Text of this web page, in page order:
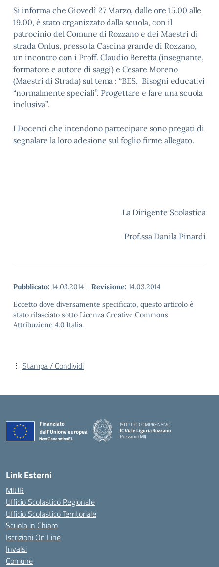
Si informa che Giovedì 27 Marzo, dalle ore 15.00 alle
19.00, è stato organizzato dalla scuola, con il
patrocinio del Comune di Rozzano e dei Maestri di
strada Onlus, presso la Cascina grande di Rozzano,
un incontro con i Proff. Claudio Beretta (insegnante,
formatore e autore di saggi) e Cesare Moreno
(Maestri di Strada) sul tema : “BES. Bisogni educativi
“normalmente speciali”. Progettare e fare una scuola
inclusiva”.
I Docenti che intendono partecipare sono pregati di
segnalare la loro adesione sul foglio firme allegato.
La Dirigente Scolastica
Prof.ssa Danila Pinardi
Pubblicato: 14.03.2014 - Revisione: 14.03.2014
Eccetto dove diversamente specificato, questo articolo è
stato rilasciato sotto Licenza Creative Commons
Attribuzione 4.0 Italia.
Stampa / Condividi
ISTITUTO COMPRENSIVO
IC Viale Liguria Rozzano
Rozzano (MI)
Link Esterni
MIUR
Ufficio Scolastico Regionale
Ufficio Scolastico Territoriale
Scuola in Chiaro
Iscrizioni On Line
Invalsi
Comune